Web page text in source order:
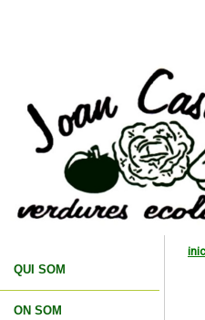
QUI SOM
ON SOM